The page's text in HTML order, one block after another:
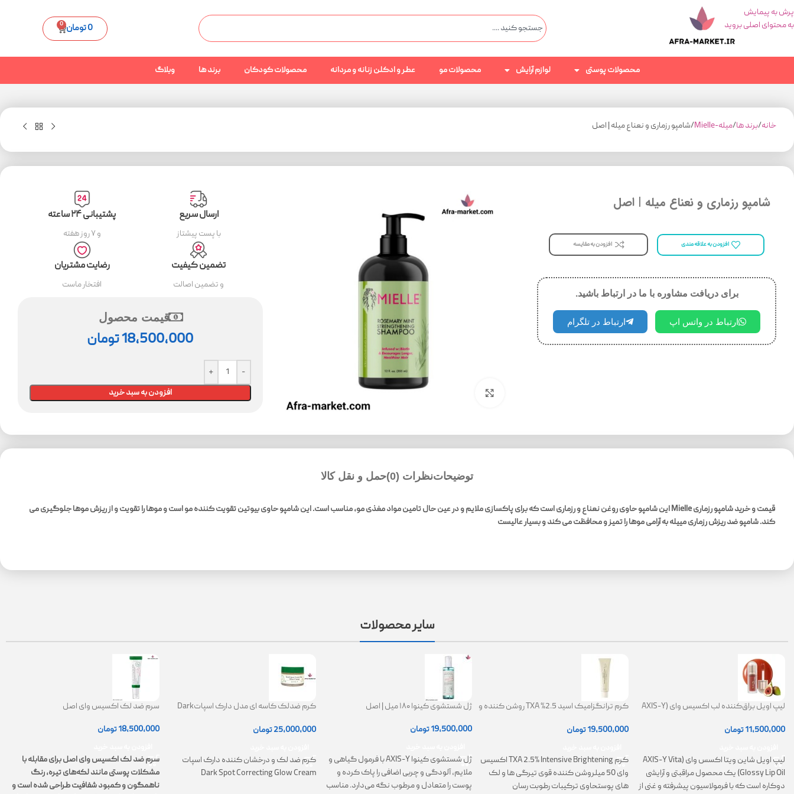
پرش به پیمایش
به محتوای اصلی بروید
0تومان 0
محصولات پوستی لوازم آرایش محصولات مو عطر و ادکلن زنانه و مردانه محصولات کودکان برند ها وبلاگ
خانه برند ها میله-Mielle شامپو رزماری و نعناع میله | اصل
شامپو رزماری و نعناع میله | اصل
افزودن به علاقه مندی افزودن به مقایسه
برای دریافت مشاوره با ما در ارتباط باشید.
ارتباط در واتس اپ ارتباط در تلگرام
ارسال سریع
با پست پیشتاز
پشتیبانی ۲۴ ساعته
و ۷ روز هفته
تضمین کیفیت
و تضمین اصالت
رضایت مشتریان
افتخار ماست
قیمت محصول
18,500,000تومان
افزودن به سبد خرید
توضیحاتنظرات (0) حمل و نقل کالا
قیمت و خرید شامپو رزماری Mielle این شامپو حاوی روغن نعناع و رزماری است که برای پاکسازی ملایم و در عین حال تامین مواد مغذی مو، مناسب است. این شامپو حاوی بیوتین تقویت کننده مو است و موها را تقویت و از ریزش موها جلوگیری می
کند. شامپو ضد ریزش رزماری مییله به آرامی موها را تمیز و محافظت می کند و بسیار عالیست
سایر محصولات
لیپ اویل براق‌کننده لب اکسیس وای (AXIS-Y
11,500,000تومان
لیپ اویل شاین ویتا اکسس وای (AXIS-Y Vita
Glossy Lip Oil) یک محصول مراقبتی و آرایشی
دوکاره است که با فرمولاسیون پیشرفته و غنی از
کرم ترانگزامیک اسید 2.5% TXA روشن کننده و
19,500,000تومان
کرم TXA 2.5% Intensive Brightening اکسیس
وای 50 میلروشن کننده قوی تیرگی ها و لک
های پوستحاوی ترکیبات رطوبت رسان
ژل شستشوی کینوا ۱۸۰ میل | اصل
19,500,000تومان
ژل شستشوی کینوا AXIS-Y با فرمول گیاهی و
ملایم، آلودگی و چربی اضافی را پاک کرده و
پوست را متعادل و مرطوب نگه می‌دارد. مناسب
کرم ضدلک کاسه ای مدل دارک اسپاتDark
25,000,000تومان
کرم ضد لک و درخشان کننده دارک اسپات
Dark Spot Correcting Glow Cream
سرم ضد لک اکسیس وای اصل
18,500,000تومان
سرم ضد لک اکسیس وای اصل برای مقابله با
مشکلات پوستی مانند لکه‌های تیره، رنگ
ناهمگون و کمبود شفافیت طراحی شده است و